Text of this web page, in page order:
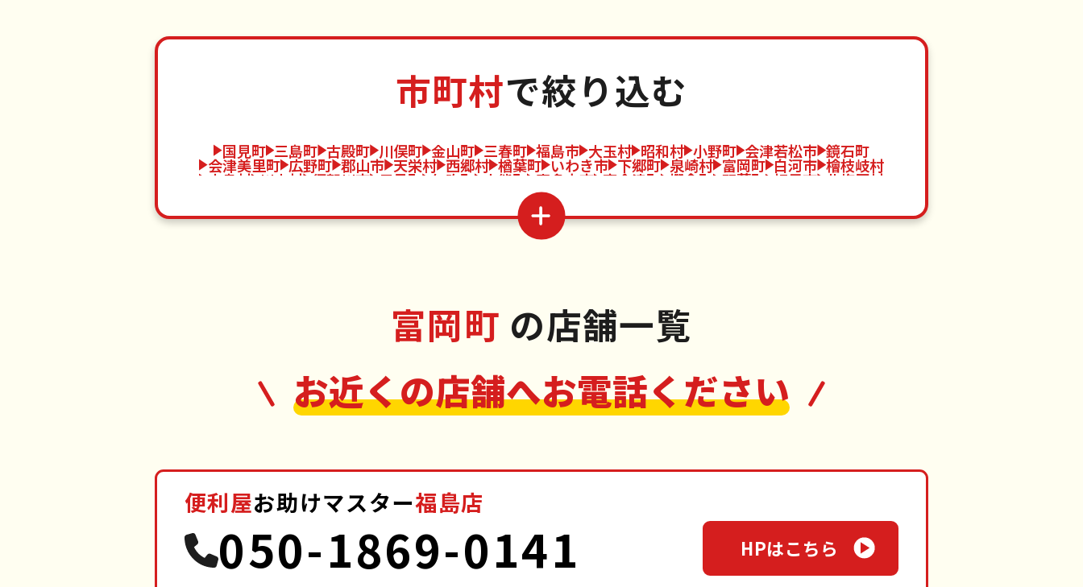
市町村で絞り込む
国見町 三島町 古殿町 川俣町 金山町 三春町 福島市 大玉村 昭和村 小野町 会津若松市 鏡石町
会津美里町 広野町 郡山市 天栄村 西郷村 楢葉町 いわき市 下郷町 泉崎村 富岡町 白河市 檜枝岐村
中島村 川内村 須賀川市 只見町 矢吹町 大熊町 喜多方市 南会津町 棚倉町 双葉町 相馬市 北塩原村
葛尾村 田村市
平田村
富岡町 の店舗一覧
お近くの店舗へお電話ください
便利屋お助けマスター福島店
050-1869-0141 HPはこちら